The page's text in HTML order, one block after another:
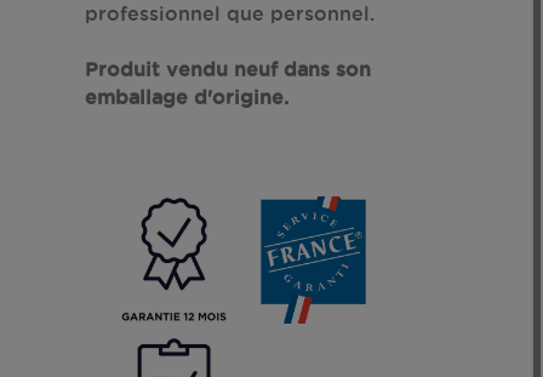
professionnel que personnel.
Produit vendu neuf dans son
emballage d'origine.